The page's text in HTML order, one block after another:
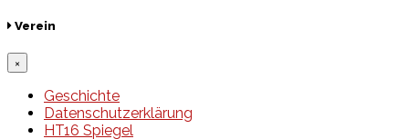
Verein
×
Geschichte
Datenschutzerklärung
HT16 Spiegel